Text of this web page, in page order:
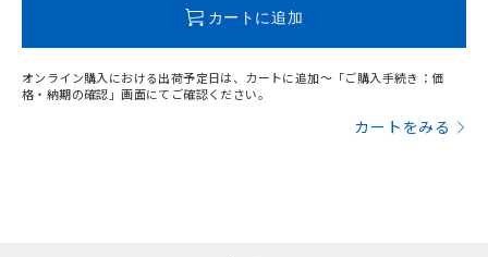
カートに追加
オンライン購入における出荷予定日は、カートに追加～「ご購入手続き：価
格・納期の確認」画面にてご確認ください。
カートをみる